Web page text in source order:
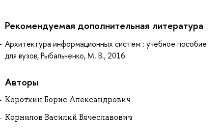
Рекомендуемая дополнительная литература
Архитектура информационных систем : учебное пособие
для вузов, Рыбальченко, М. В., 2016
Авторы
Короткин Борис Александрович
Корнилов Василий Вячеславович